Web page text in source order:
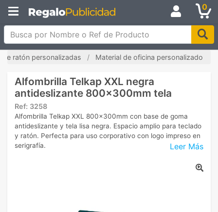
0
Busca por Nombre o Ref de Producto
ratón personalizadas Material de oficina personalizado
Alfombrilla Telkap XXL negra
antideslizante 800x300mm tela
Ref: 3258
Leer Más
Alfombrilla Telkap XXL 800x300mm con base de goma
antideslizante y tela lisa negra. Espacio amplio para teclado
y ratón. Perfecta para uso corporativo con logo impreso en
serigrafía.